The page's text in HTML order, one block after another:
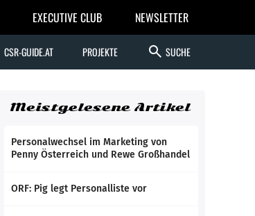
EXECUTIVE CLUB NEWSLETTER
CSR-GUIDE.AT PROJEKTE search SUCHE
Meistgelesene Artikel
Personalwechsel im Marketing von
Penny Österreich und Rewe Großhandel
ORF: Pig legt Personalliste vor